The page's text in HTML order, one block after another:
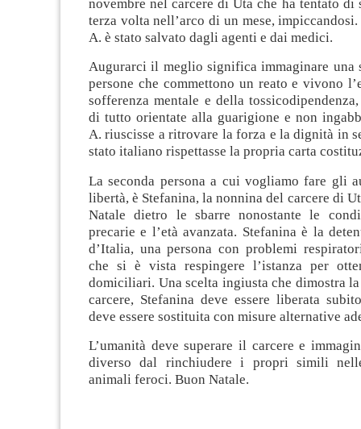
novembre nel carcere di Uta che ha tentato di
terza volta nell’arco di un mese,
A. è stato salvato dagli agenti e dai medici.
Augurarci il meglio significa immaginare una
persone che commettono un reato e vivono
sofferenza mentale e della
di tutto orientate alla guarigione e non
A. riuscisse a ritrovare la forza e la dignità in
stato italiano rispettasse la propria carta
La seconda persona a cui vogliamo fare gli
libertà, è Stefanina, la nonnina del carcere di
Natale dietro le sbarre nonostante le
precarie e l’età avanzata. Stefanina è la
d’Italia, una persona con problemi
che si è vista respingere l’istanza per
domiciliari. Una scelta ingiusta che dimostra
carcere, Stefanina deve essere liberata
deve essere sostituita con misure alternative
L’umanità deve superare il carcere e
diverso dal rinchiudere i propri simili
animali feroci. Buon Natale.